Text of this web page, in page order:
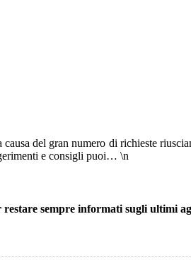
del gran numero di richieste
e consigli puoi… \n
restare sempre informati sugli ultimi